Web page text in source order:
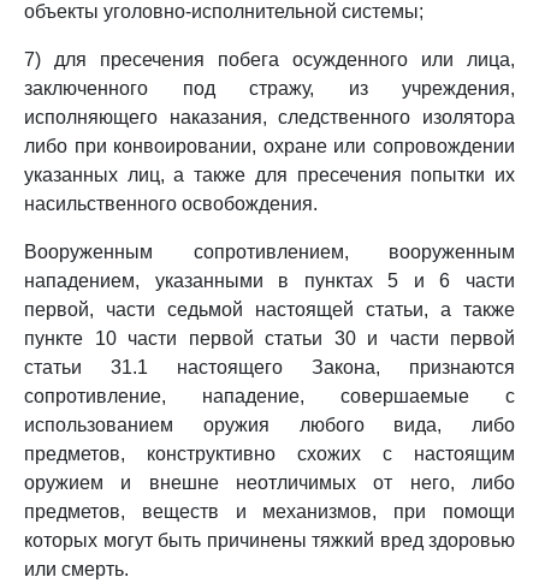
объекты уголовно-исполнительной системы;
7) для пресечения побега осужденного или лица,
заключенного под стражу, из учреждения,
исполняющего наказания, следственного изолятора
либо при конвоировании, охране или сопровождении
указанных лиц, а также для пресечения попытки их
насильственного освобождения.
Вооруженным сопротивлением, вооруженным
нападением, указанными в пунктах 5 и 6 части
первой, части седьмой настоящей статьи, а также
пункте 10 части первой статьи 30 и части первой
статьи 31.1 настоящего Закона, признаются
сопротивление, нападение, совершаемые с
использованием оружия любого вида, либо
предметов, конструктивно схожих с настоящим
оружием и внешне неотличимых от него, либо
предметов, веществ и механизмов, при помощи
которых могут быть причинены тяжкий вред здоровью
или смерть.